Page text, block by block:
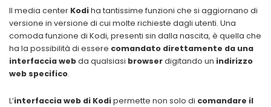
Il media center Kodiha tantissime funzioni che si aggiornano di
versione in versione di cui molte richieste dagli utenti. Una
comoda funzione di Kodi, presenti sin dalla nascita, è quella che
ha la possibilità di essere comandato direttamente da una
interfaccia webda qualsiasi browserdigitando un indirizzo
web specifico.
L’interfaccia web di Kodipermette non solo di comandare il